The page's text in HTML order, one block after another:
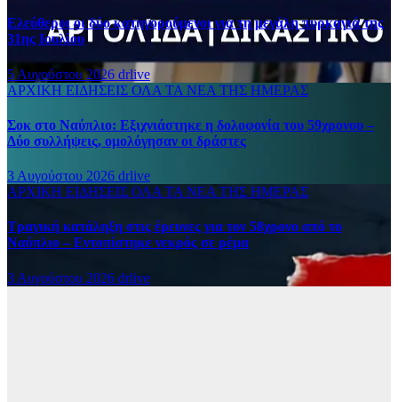
Ελεύθεροι οι δύο κατηγορούμενοι για τη μεγάλη πυρκαγιά της
31ης Ιουλίου
5 Αυγούστου 2026 drlive
ΑΡΧΙΚΗ ΕΙΔΗΣΕΙΣ ΟΛΑ ΤΑ ΝΕΑ ΤΗΣ ΗΜΕΡΑΣ
Σοκ στο Ναύπλιο: Εξιχνιάστηκε η δολοφονία του 59χρονου –
Δύο συλλήψεις, ομολόγησαν οι δράστες
3 Αυγούστου 2026 drlive
ΑΡΧΙΚΗ ΕΙΔΗΣΕΙΣ ΟΛΑ ΤΑ ΝΕΑ ΤΗΣ ΗΜΕΡΑΣ
Τραγική κατάληξη στις έρευνες για τον 58χρονο από το
Ναύπλιο – Εντοπίστηκε νεκρός σε ρέμα
3 Αυγούστου 2026 drlive